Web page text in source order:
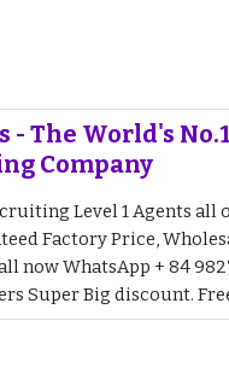
- The World's
Company
Level 1 Agents all
Factory Price,
now WhatsApp + 84
Super Big discount.